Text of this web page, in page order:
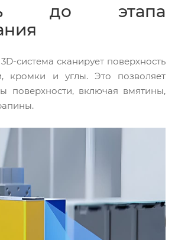
до этапа
система сканирует поверхность
кромки и углы. Это позволяет
поверхности, включая вмятины,